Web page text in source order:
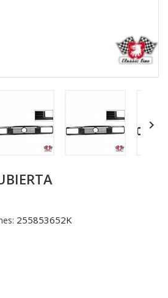

255853652K